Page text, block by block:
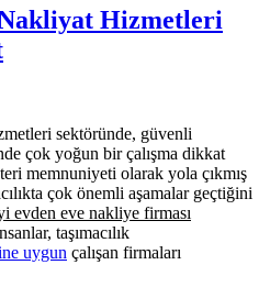
Hizmetleri
sektöründe, güvenli
çok yoğun bir çalışma dikkat
memnuniyeti olarak yola çıkmış
çok önemli aşamalar geçtiğini
evden eve nakliye firması
taşımacılık
uygun çalışan firmaları